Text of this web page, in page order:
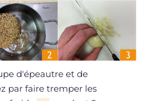
d'épeautre et de
par faire tremper les